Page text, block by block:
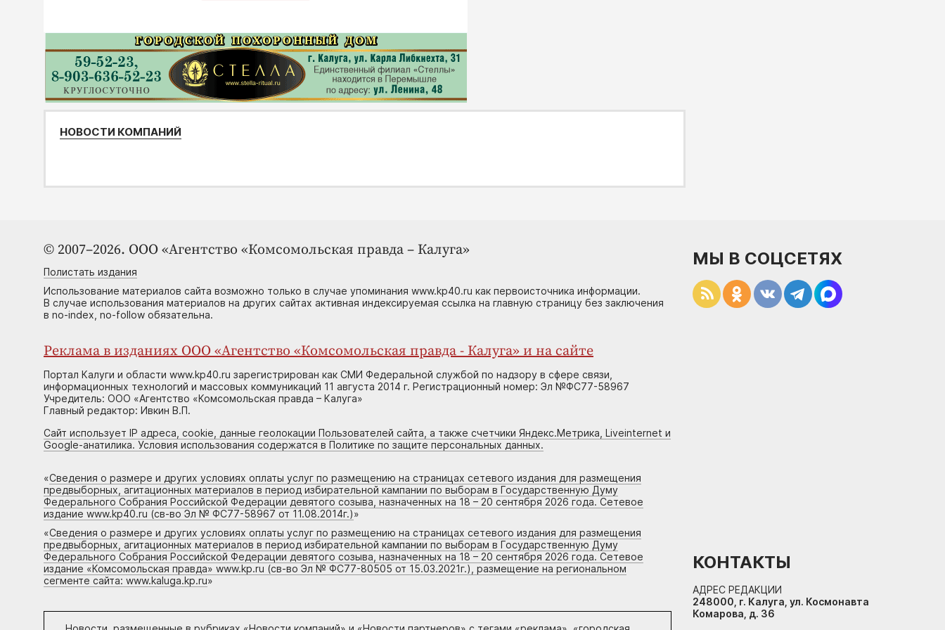
НОВОСТИ КОМПАНИЙ
© 2007–2026. ООО «Агентство «Комсомольская правда – Калуга»
Полистать издания
Использование материалов сайта возможно только в случае упоминания www.kp40.ru как первоисточника информации.
В случае использования материалов на других сайтах активная индексируемая ссылка на главную страницу без заключения
в no-index, no-follow обязательна.
Реклама в изданиях ООО «Агентство «Комсомольская правда - Калуга» и на сайте
Портал Калуги и области www.kp40.ru зарегистрирован как СМИ Федеральной службой по надзору в сфере связи,
информационных технологий и массовых коммуникаций 11 августа 2014 г. Регистрационный номер: Эл №ФС77-58967
Учредитель: ООО «Агентство «Комсомольская правда – Калуга»
Главный редактор: Ивкин В.П.
Сайт использует IP адреса, cookie, данные геолокации Пользователей сайта, а также счетчики Яндекс.Метрика, Liveinternet и
Google-анатилика. Условия использования содержатся в Политике по защите персональных данных.
«Сведения о размере и других условиях оплаты услуг по размещению на страницах сетевого издания для размещения
предвыборных, агитационных материалов в период избирательной кампании по выборам в Государственную Думу
Федерального Собрания Российской Федерации девятого созыва, назначенных на 18 – 20 сентября 2026 года. Сетевое
издание www.kp40.ru (св-во Эл № ФС77-58967 от 11.08.2014г.)»
«Сведения о размере и других условиях оплаты услуг по размещению на страницах сетевого издания для размещения
предвыборных, агитационных материалов в период избирательной кампании по выборам в Государственную Думу
Федерального Собрания Российской Федерации девятого созыва, назначенных на 18 – 20 сентября 2026 года. Сетевое
издание «Комсомольская правда» www.kp.ru (св-во Эл № ФС77-80505 от 15.03.2021г.), размещение на региональном
сегменте сайта: www.kaluga.kp.ru»
МЫ В СОЦСЕТЯХ
КОНТАКТЫ
АДРЕС РЕДАКЦИИ
248000, г. Калуга, ул. Космонавта
Комарова, д. 36